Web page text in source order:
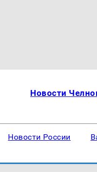
Новости
Новости России